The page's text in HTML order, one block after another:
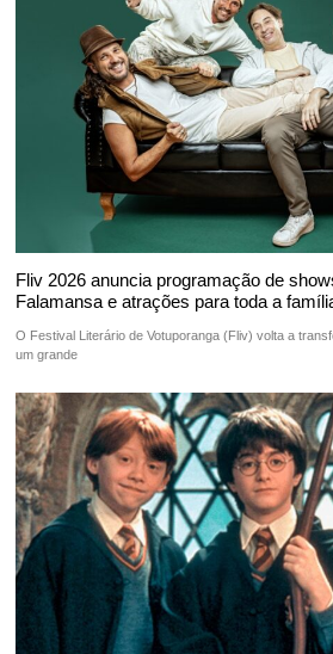
Fliv 2026 anuncia programação de
Falamansa e atrações para toda a
O Festival Literário de Votuporanga (Fliv) volta a
um grande